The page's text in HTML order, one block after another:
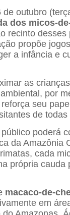
de outubro
dos micos-
recinto
propõe
a infância e
as
por
seu
de todas
poderá
da Amazônia
cada
própria
macaco-de-
em